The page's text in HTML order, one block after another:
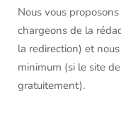
Nous vous
chargeons de la
la redirection) et
minimum (si le site
gratuitement).